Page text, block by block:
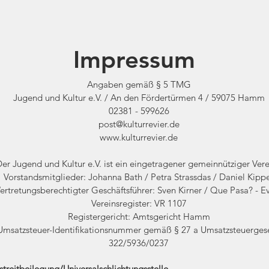
Impressum
Angaben gemäß § 5 TMG
Jugend und Kultur e.V. / An den Fördertürmen 4 / 59075 Hamm
02381 - 599626
post@kulturrevier.de
www.kulturrevier.de
Jugend und Kultur e.V. ist ein eingetragener gemeinnütziger
Vorstandsmitglieder: Johanna Bath / Petra Strassdas / Daniel
Geschäftsführer: Sven Kirner / Que Pasa? -
Vereinsregister: VR 1107
Registergericht: Amtsgericht Hamm
Identifikationsnummer gemäß § 27 a
322/5936/0237